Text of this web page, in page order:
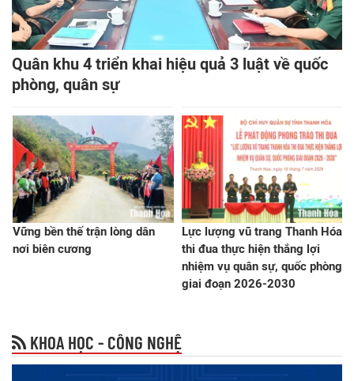
Quân khu 4 triển khai hiệu quả 3 luật về quốc
phòng, quân sự
Vững bền thế trận lòng dân
nơi biên cương
Lực lượng vũ trang Thanh Hóa
thi đua thực hiện thắng lợi
nhiệm vụ quân sự, quốc phòng
giai đoạn 2026-2030
KHOA HỌC - CÔNG NGHỆ